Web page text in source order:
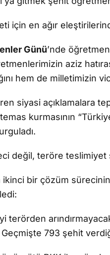
için en ağır
Günü’nde
aziz
hem de milletimizin
siyasi açıklamalara
kurmasının
değil, teröre teslimiyet
ikinci bir çözüm
terörden
793 şehit